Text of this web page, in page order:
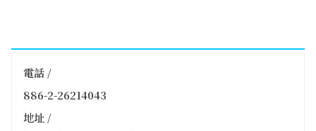
電話 /
886-2-26214043
地址 /